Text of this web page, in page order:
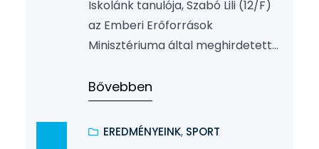
Iskolánk tanulója, Szabó Lili (12/F)
az Emberi Erőforrások
Minisztériuma által meghirdetett
sportolója” címet nyerte el.
Pályázata megfelelt a
feltételeknek és az értékelő
Bővebben
EREDMÉNYEINK, SPORT